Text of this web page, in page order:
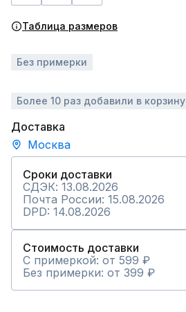
Таблица размеров
Без примерки
Более 10 раз добавили в корзину
Доставка
Москва
Сроки доставки
СДЭК: 13.08.2026
Почта России: 15.08.2026
DPD: 14.08.2026
Стоимость доставки
С примеркой: от 599 ₽
Без примерки: от 399 ₽